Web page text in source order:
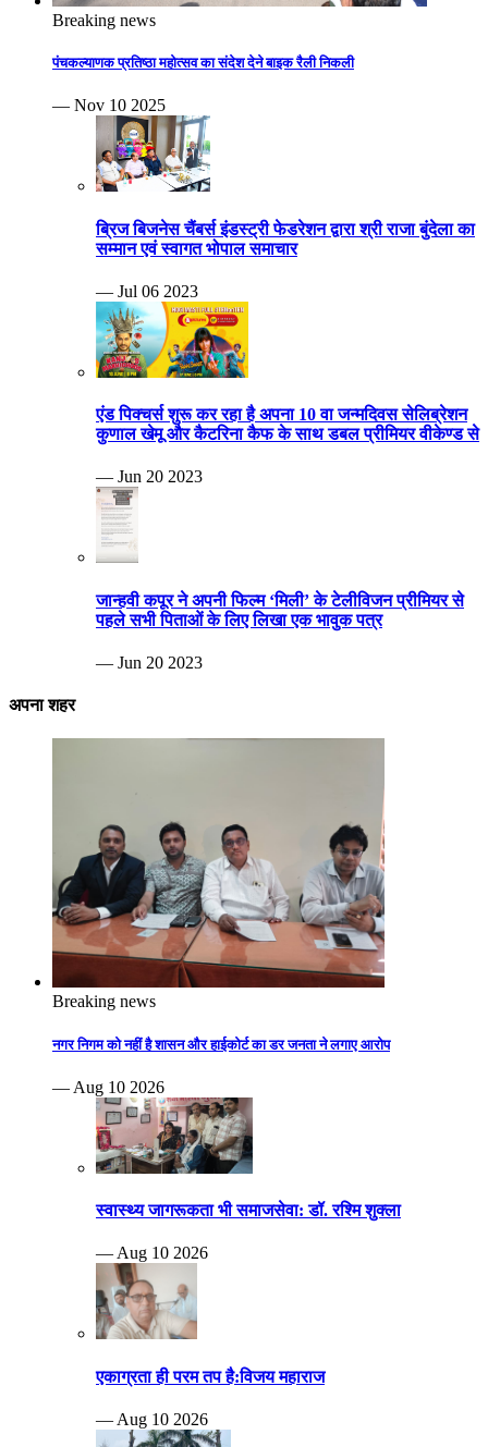
Breaking news
पंचकल्याणक प्रतिष्ठा महोत्सव का संदेश देने बाइक रैली निकली
— Nov 10 2025
ब्रिज बिजनेस चैंबर्स इंडस्ट्री फेडरेशन द्वारा श्री राजा बुंदेला का
सम्मान एवं स्वागत भोपाल समाचार
— Jul 06 2023
एंड पिक्चर्स शुरू कर रहा है अपना 10 वा जन्मदिवस सेलिब्रेशन
कुणाल खेमू और कैटरिना कैफ के साथ डबल प्रीमियर वीकेण्ड से
— Jun 20 2023
जान्हवी कपूर ने अपनी फिल्म ‘मिली’ के टेलीविजन प्रीमियर से
पहले सभी पिताओं के लिए लिखा एक भावुक पत्र
— Jun 20 2023
अपना शहर
Breaking news
नगर निगम को नहीं है शासन और हाईकोर्ट का डर जनता ने लगाए आरोप
— Aug 10 2026
स्वास्थ्य जागरूकता भी समाजसेवा: डॉ. रश्मि शुक्ला
— Aug 10 2026
एकाग्रता ही परम तप है:विजय महाराज
— Aug 10 2026